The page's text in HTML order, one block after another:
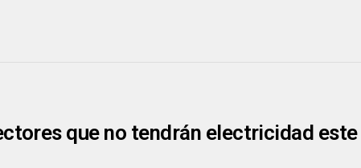
que no tendrán electricidad